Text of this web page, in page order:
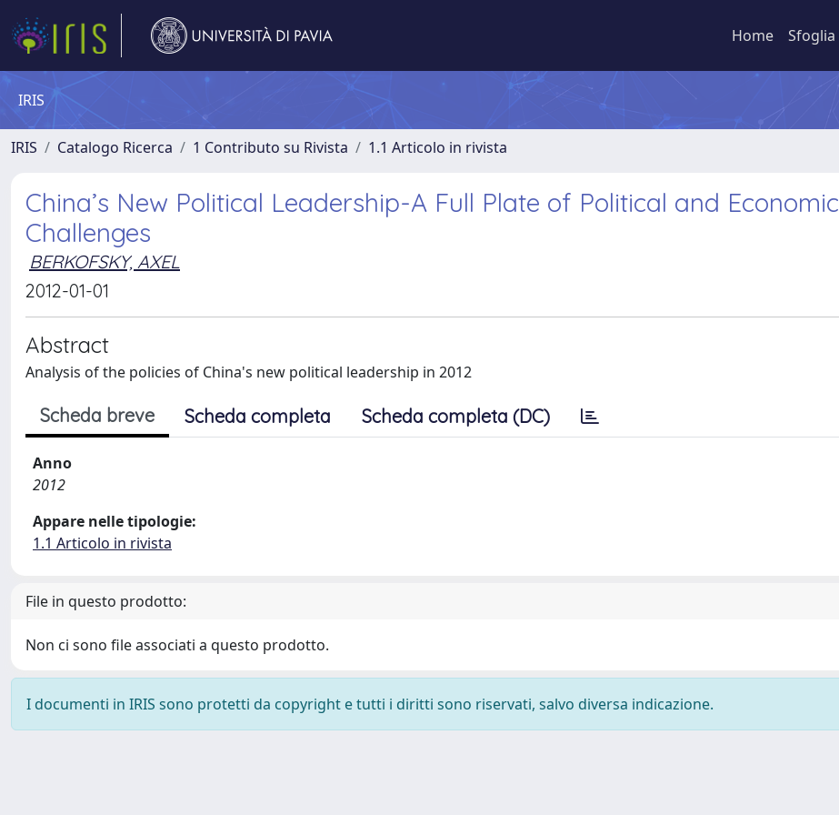
Home Sfoglia
IRIS
IRIS Catalogo Ricerca 1 Contributo su Rivista 1.1 Articolo in rivista
China’s New Political Leadership-A Full Plate of Political and Economic
Challenges
BERKOFSKY, AXEL
2012-01-01
Abstract
Analysis of the policies of China's new political leadership in 2012
Scheda breve Scheda completa Scheda completa (DC)
Anno
2012
Appare nelle tipologie:
1.1 Articolo in rivista
File in questo prodotto:
Non ci sono file associati a questo prodotto.
I documenti in IRIS sono protetti da copyright e tutti i diritti sono riservati, salvo diversa indicazione.